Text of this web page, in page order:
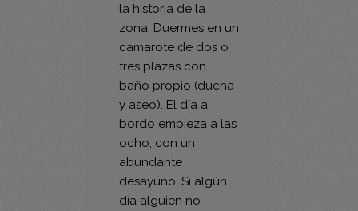
camarote de dos o
tres plazas con
baño propio (ducha
y aseo). El día a
bordo empieza a las
ocho, con un
abundante
desayuno. Si algún
día alguien no
quiere ir en bicicleta,
puede quedarse a